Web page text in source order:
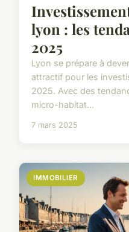
lyon : les
2025
Lyon se prépare à
attractif pour les
2025. Avec des
micro-habitat...
7 mars 2025
IMMOBILIER